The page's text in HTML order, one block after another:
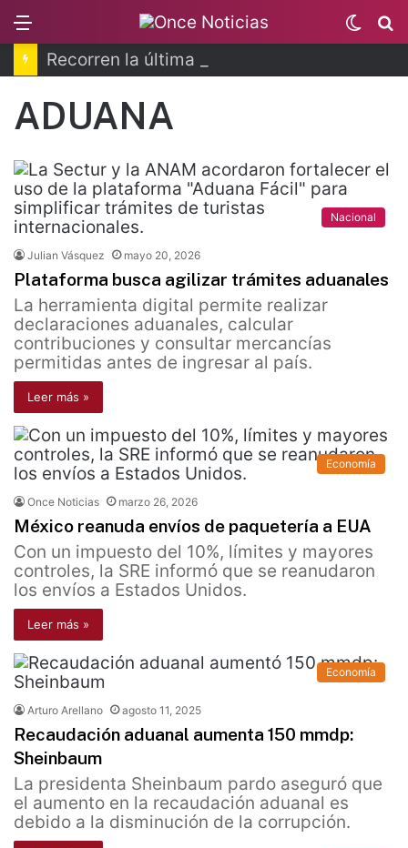
Switch
skin
ADUANA
Nacional
Julian Vásquez mayo 20, 2026
Plataforma busca agilizar trámites aduanales
La herramienta digital permite realizar
declaraciones aduanales, calcular
contribuciones y consultar mercancías
permitidas antes de ingresar al país.
Leer más »
Economía
Once Noticias marzo 26, 2026
México reanuda envíos de paquetería a EUA
Con un impuesto del 10%, límites y mayores
controles, la SRE informó que se reanudaron
los envíos a Estados Unidos.
Leer más »
Economía
Arturo Arellano agosto 11, 2025
Recaudación aduanal aumenta 150 mmdp:
Sheinbaum
La presidenta Sheinbaum pardo aseguró que
el aumento en la recaudación aduanal es
debido a la disminución de la corrupción.